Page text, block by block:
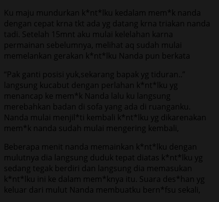
Ku maju mundurkan k*nt*lku kedalam mem*k nanda
dengan cepat krna tkt ada yg datang krna triakan nanda
tadi. Setelah 15mnt aku mulai kelelahan karna
permainan sebelumnya, melihat aq sudah mulai
memelankan gerakan k*nt*lku Nanda pun berkata
“Pak ganti posisi yuk,sekarang bapak yg tiduran..”
langsung kucabut dengan perlahan k*nt*lku yg
menancap ke mem*k Nanda lalu ku langsung
merebahkan badan di sofa yang ada di ruanganku.
Nanda mulai menjil*ti kembali k*nt*lku yg dikarenakan
mem*k nanda sudah mulai mengering kembali,
Beberapa menit nanda memainkan k*nt*lku dengan
mulutnya dia langsung duduk tepat diatas k*nt*lku yg
sedang tegak berdiri dan langsung dia memasukan
k*nt*lku ini ke dalam mem*knya itu. Suara des*han yg
keluar dari mulut Nanda membuatku bern*fsu sekali,